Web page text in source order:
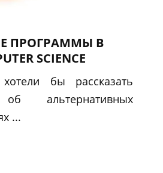
ПРОГРАММЫ В
SCIENCE
бы рассказать
альтернативных
...